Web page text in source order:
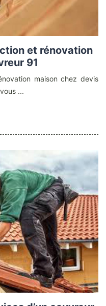
et rénovation
91
maison chez devis
...